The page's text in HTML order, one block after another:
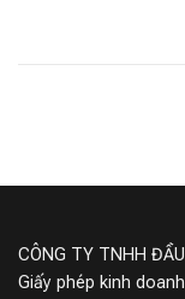
CÔNG TY TNHH
Giấy phép kinh